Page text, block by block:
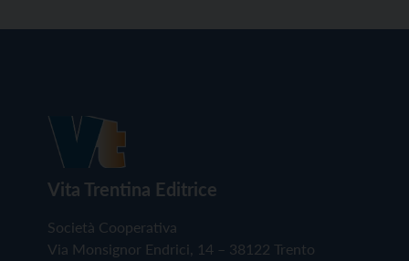
Vita Trentina Editrice
Società Cooperativa
Via Monsignor Endrici, 14 – 38122 Trento